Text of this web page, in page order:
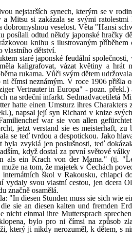
nejstarších synech, kterým se v
Mitsu si zakázala se svými ratolestmi
dobromyslnou veselost. Věta "Hansi
odtud někdy japonské hračky
knihu s ilustrovaným příběhem
vlastního dětství.
staré japonské feudální společnosti,
kaligrafovat, vázat květiny a hrát
rukama. Vůči svým dětem
čímsi neznámým. V roce 1906 přišla
Vertrauter in Europa" - pozn. překl.)
na srdeční infarkt. Sedmadvacetiletá
hatte einen Umsturz ihres Charakters
napsal její syn Richard v knize
war sie von allen
jetzt verstand sie es meisterhaft, zu
se teď tvrdou a despotickou. Jako
zvyklá jen poslušnosti, teď
když dostal za první světové
als ein Krach von der Mama." (tj.
na tom, že majetek v Čechách
škol v Rakousku, chlapci
vydaly svou vlastní cestou, jen dcera
značně osamělá.
"In diesen Stunden muss sie sich wie
sie an diesen kalten und fremden
nicht einmal ihre Muttersprach
bylo pro ni čímsi na způsob
který ji nikdy nerozuměl, k dětem, s